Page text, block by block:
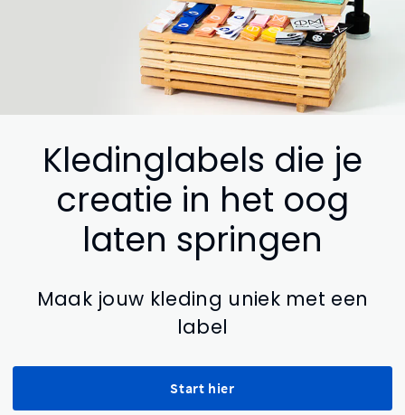
Kledinglabels die je
creatie in het oog
laten springen
Maak jouw kleding uniek met een
label
Start hier